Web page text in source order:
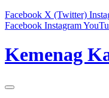
Facebook X (Twitter)
Facebook Instagram
Kemenag